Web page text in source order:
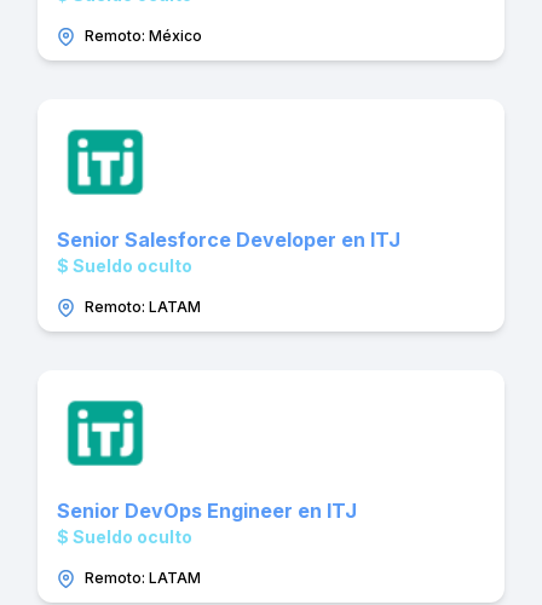
Remoto: México
Senior Salesforce Developer en ITJ
$ Sueldo oculto
Remoto: LATAM
Senior DevOps Engineer en ITJ
$ Sueldo oculto
Remoto: LATAM